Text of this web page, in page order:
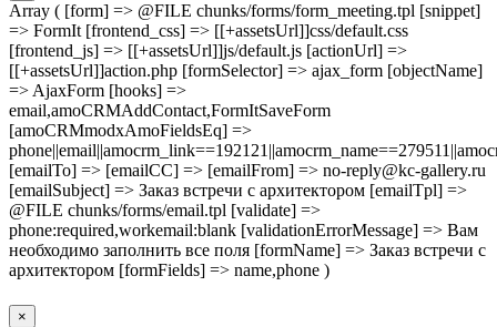
Array ( [form] => @FILE chunks/forms/form_meeting.tpl [snippet]
=> FormIt [frontend_css] => [[+assetsUrl]]css/default.css
[frontend_js] => [[+assetsUrl]]js/default.js [actionUrl] =>
[[+assetsUrl]]action.php [formSelector] => ajax_form [objectName]
=> AjaxForm [hooks] =>
email,amoCRMAddContact,FormItSaveForm
[amoCRMmodxAmoFieldsEq] =>
[emailTo] => [emailCC] => [emailFrom] => no-reply@kc-gallery.ru
[emailSubject] => Заказ встречи с архитектором [emailTpl] =>
@FILE chunks/forms/email.tpl [validate] =>
phone:required,workemail:blank [validationErrorMessage] => Вам
необходимо заполнить все поля [formName] => Заказ встречи с
архитектором [formFields] => name,phone )
×